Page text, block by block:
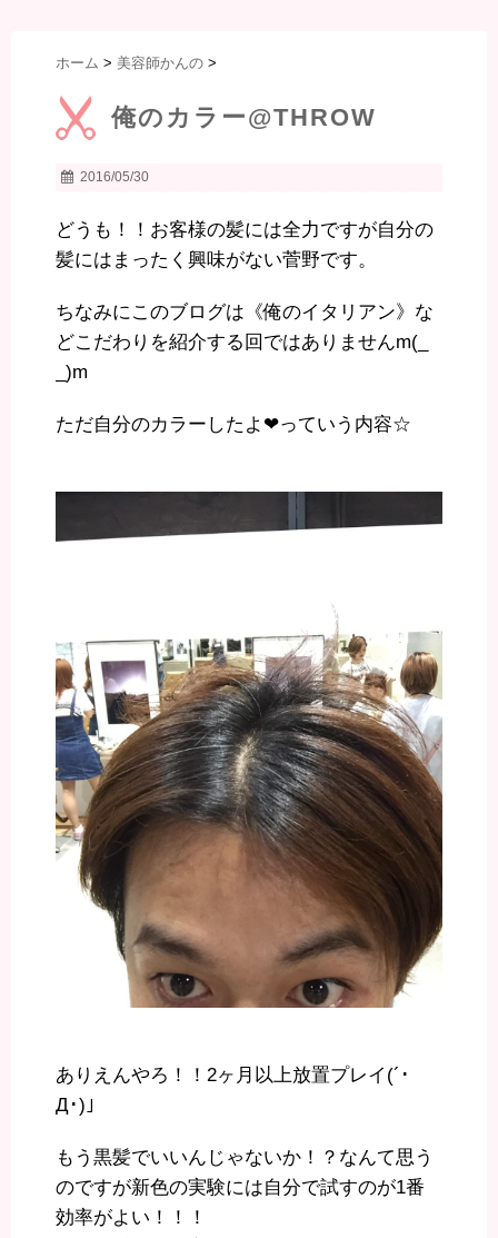
ホーム > 美容師かんの >
俺のカラー@THROW
2016/05/30
どうも！！お客様の髪には全力ですが自分の
髪にはまったく興味がない菅野です。
ちなみにこのブログは《俺のイタリアン》な
どこだわりを紹介する回ではありませんm(_
_)m
ただ自分のカラーしたよ❤︎っていう内容☆
ありえんやろ！！2ヶ月以上放置プレイ(´･
Д･)」
もう黒髪でいいんじゃないか！？なんて思う
のですが新色の実験には自分で試すのが1番
効率がよい！！！